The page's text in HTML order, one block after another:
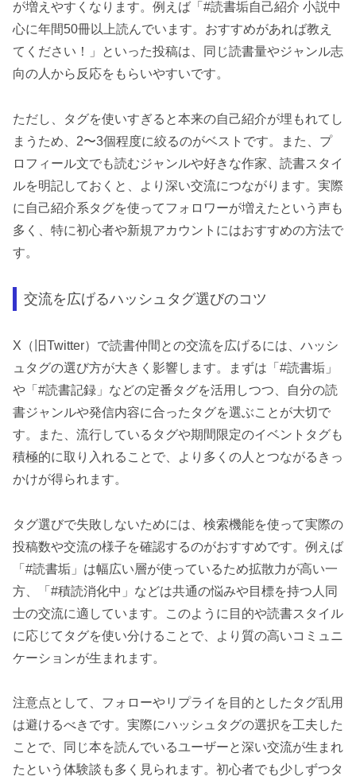
が増えやすくなります。例えば「#読書垢自己紹介 小説中
心に年間50冊以上読んでいます。おすすめがあれば教え
てください！」といった投稿は、同じ読書量やジャンル志
向の人から反応をもらいやすいです。
ただし、タグを使いすぎると本来の自己紹介が埋もれてし
まうため、2〜3個程度に絞るのがベストです。また、プ
ロフィール文でも読むジャンルや好きな作家、読書スタイ
ルを明記しておくと、より深い交流につながります。実際
に自己紹介系タグを使ってフォロワーが増えたという声も
多く、特に初心者や新規アカウントにはおすすめの方法で
す。
交流を広げるハッシュタグ選びのコツ
X（旧Twitter）で読書仲間との交流を広げるには、ハッシ
ュタグの選び方が大きく影響します。まずは「#読書垢」
や「#読書記録」などの定番タグを活用しつつ、自分の読
書ジャンルや発信内容に合ったタグを選ぶことが大切で
す。また、流行しているタグや期間限定のイベントタグも
積極的に取り入れることで、より多くの人とつながるきっ
かけが得られます。
タグ選びで失敗しないためには、検索機能を使って実際の
投稿数や交流の様子を確認するのがおすすめです。例えば
「#読書垢」は幅広い層が使っているため拡散力が高い一
方、「#積読消化中」などは共通の悩みや目標を持つ人同
士の交流に適しています。このように目的や読書スタイル
に応じてタグを使い分けることで、より質の高いコミュニ
ケーションが生まれます。
注意点として、フォローやリプライを目的としたタグ乱用
は避けるべきです。実際にハッシュタグの選択を工夫した
ことで、同じ本を読んでいるユーザーと深い交流が生まれ
たという体験談も多く見られます。初心者でも少しずつタ